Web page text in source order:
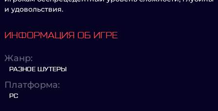
и удовольствия.
ИНФОРМАЦИЯ ОБ ИГРЕ
Жанр:
РАЗНОЕ ШУТЕРЫ
Платформа:
PC